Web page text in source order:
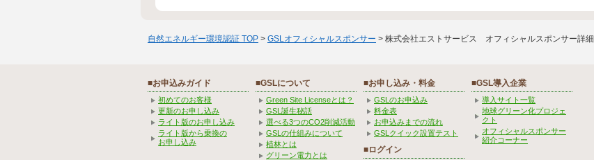
自然エネルギー環境認証 TOP > GSLオフィシャルスポンサー > 株式会社エストサービス オフィシャルスポンサー詳細
■お申込みガイド
初めてのお客様
更新のお申し込み
ライト版のお申し込み
ライト版から乗換の
お申し込み
■GSLについて
Green Site Licenseとは？
GSL誕生秘話
選べる3つのCO2削減活動
GSLの仕組みについて
植林とは
グリーン電力とは
■お申し込み・料金
GSLのお申込み
料金表
お申込みまでの流れ
GSLクイック設置テスト
■ログイン
■GSL導入企業
導入サイト一覧
地球グリーン化プロジェ
クト
オフィシャルスポンサー
紹介コーナー